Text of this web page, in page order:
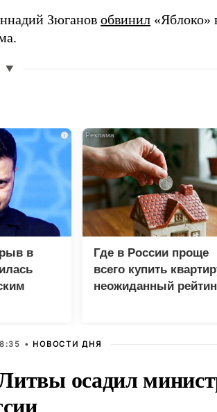
Зюганов обвинил «Яблоко»
▼
i
в
Где в России проще
всего купить
неожиданный
• НОВОСТИ ДНЯ
осадил